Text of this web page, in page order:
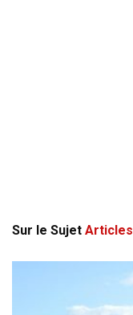
Sur le Sujet Articles